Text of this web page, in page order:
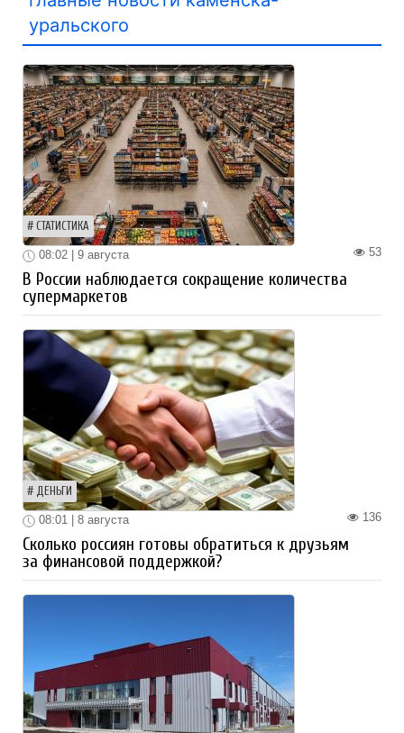
уральского
СТАТИСТИКА
53
08:02 | 9 августа
В России наблюдается сокращение количества
супермаркетов
ДЕНЬГИ
136
08:01 | 8 августа
Сколько россиян готовы обратиться к друзьям
за финансовой поддержкой?